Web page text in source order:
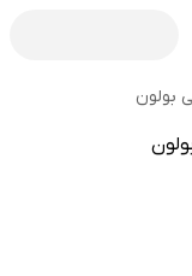
بولون